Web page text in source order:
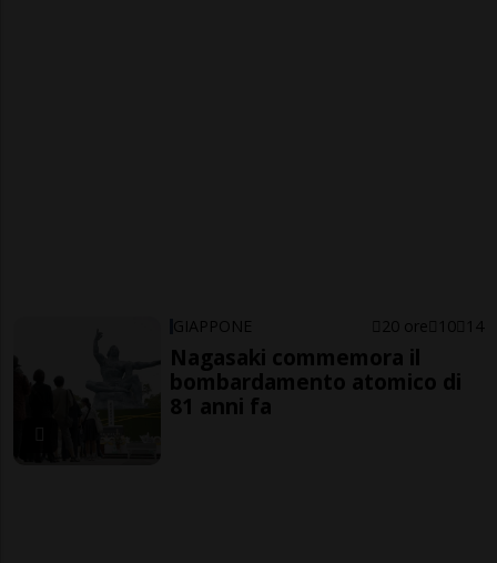
GIAPPONE 20 ore 10 14
Nagasaki commemora il
bombardamento atomico di
81 anni fa